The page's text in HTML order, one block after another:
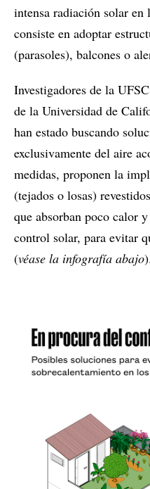
intensa radiación solar
consiste en adoptar
(parasoles), balcones o
Investigadores de la
de la Universidad de
han estado buscando
exclusivamente del aire
medidas, proponen la
(tejados o losas)
que absorban poco calor
control solar, para evitar
(véase la infografía abajo).